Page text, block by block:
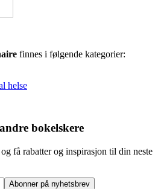
finnes i følgende kategorier:
helse
bokelskere
få rabatter og inspirasjon til din neste
Abonner på nyhetsbrev